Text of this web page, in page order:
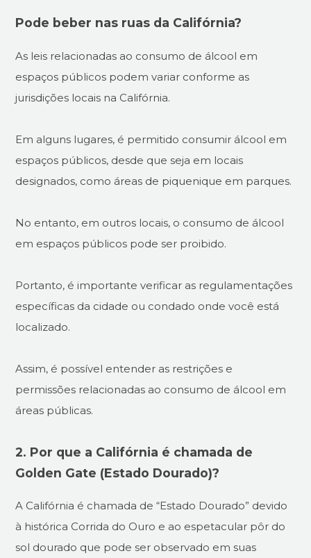
Pode beber nas ruas da Califórnia?
As leis relacionadas ao consumo de álcool em
espaços públicos podem variar conforme as
jurisdições locais na Califórnia.
Em alguns lugares, é permitido consumir álcool em
espaços públicos, desde que seja em locais
designados, como áreas de piquenique em parques.
No entanto, em outros locais, o consumo de álcool
em espaços públicos pode ser proibido.
Portanto, é importante verificar as regulamentações
específicas da cidade ou condado onde você está
localizado.
Assim, é possível entender as restrições e
permissões relacionadas ao consumo de álcool em
áreas públicas.
2. Por que a Califórnia é chamada de
Golden Gate (Estado Dourado)?
A Califórnia é chamada de “Estado Dourado” devido
à histórica Corrida do Ouro e ao espetacular pôr do
sol dourado que pode ser observado em suas